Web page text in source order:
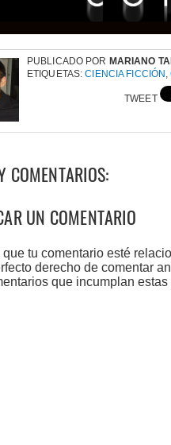
PUBLICADO POR MARIANO
ETIQUETAS:CIENCIA FICCIÓN ,
TWEET
COMENTARIOS:
UN COMENTARIO
que tu comentario esté
derecho de comentar
que incumplan